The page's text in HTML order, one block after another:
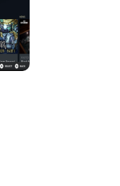
置和